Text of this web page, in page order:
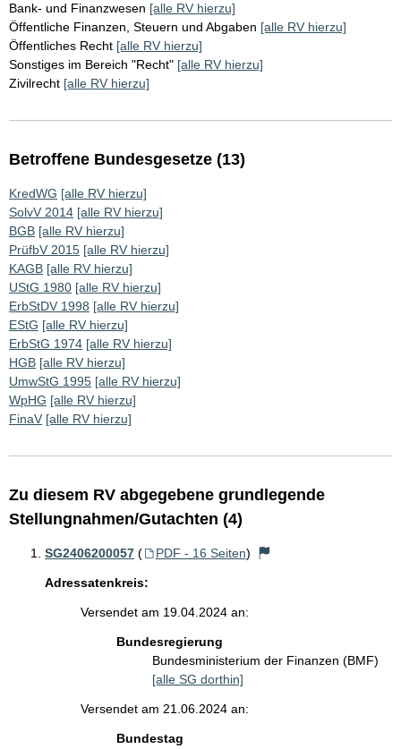
Bank- und Finanzwesen [alle RV hierzu]
Öffentliche Finanzen, Steuern und Abgaben [alle RV hierzu]
Öffentliches Recht [alle RV hierzu]
Sonstiges im Bereich "Recht" [alle RV hierzu]
Zivilrecht [alle RV hierzu]
Betroffene Bundesgesetze (13)
KredWG [alle RV hierzu]
SolvV 2014 [alle RV hierzu]
BGB [alle RV hierzu]
PrüfbV 2015 [alle RV hierzu]
KAGB [alle RV hierzu]
UStG 1980 [alle RV hierzu]
ErbStDV 1998 [alle RV hierzu]
EStG [alle RV hierzu]
ErbStG 1974 [alle RV hierzu]
HGB [alle RV hierzu]
UmwStG 1995 [alle RV hierzu]
WpHG [alle RV hierzu]
FinaV [alle RV hierzu]
Zu diesem RV abgegebene grundlegende
Stellungnahmen/Gutachten (4)
SG2406200057 ( PDF - 16 Seiten)
Adressatenkreis:
Versendet am 19.04.2024 an:
Bundesregierung
Bundesministerium der Finanzen (BMF)
[alle SG dorthin]
Versendet am 21.06.2024 an:
Bundestag